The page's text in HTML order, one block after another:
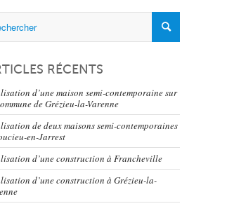
RÉCENTS
d’une maison semi-contemporaine sur
de Grézieu-la-Varenne
de deux maisons semi-contemporaines
en-Jarrest
d’une construction à Francheville
d’une construction à Grézieu-la-